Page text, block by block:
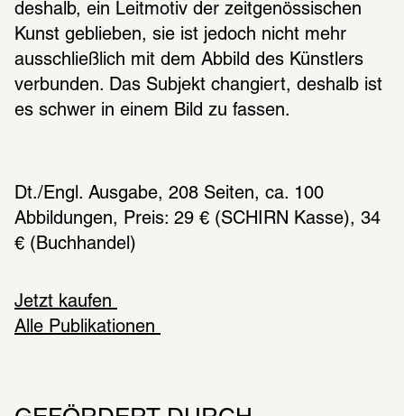
deshalb, ein Leitmotiv der zeitgenössischen
Kunst geblieben, sie ist jedoch nicht mehr
ausschließlich mit dem Abbild des Künstlers
verbunden. Das Subjekt changiert, deshalb ist
es schwer in einem Bild zu fassen.
Dt./Engl. Ausgabe, 208 Seiten, ca. 100
Abbildungen, Preis: 29 € (SCHIRN Kasse), 34
€ (Buchhandel)
Jetzt kaufen
Alle Publikationen